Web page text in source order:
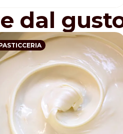
dal